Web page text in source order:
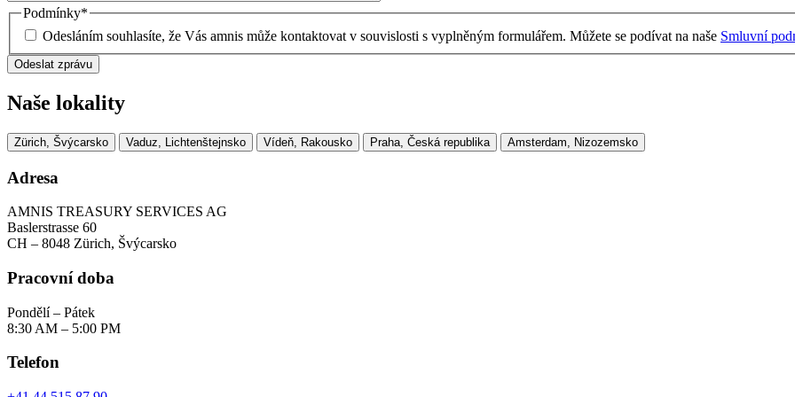
Podmínky*
Odesláním souhlasíte, že Vás amnis může kontaktovat v souvislosti s vyplněným formulářem. Můžete se podívat na naše Smluvní
Naše lokality
Zürich, Švýcarsko Vaduz, Lichtenštejnsko Vídeň, Rakousko Praha, Česká republika Amsterdam, Nizozemsko
Adresa
AMNIS TREASURY SERVICES AG
Baslerstrasse 60
CH – 8048 Zürich, Švýcarsko
Pracovní doba
Pondělí – Pátek
8:30 AM – 5:00 PM
Telefon